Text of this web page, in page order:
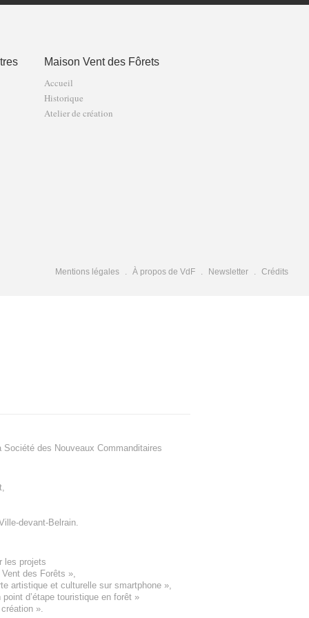
Maison Vent des Fôrets
Accueil
Historique
Atelier de création
Mentions légales À propos de VdF Newsletter Crédits
Société des Nouveaux Commanditaires
,
devant-Belrain.
les projets
des Forêts »,
artistique et culturelle sur smartphone »,
point d’étape touristique en forêt »
création ».